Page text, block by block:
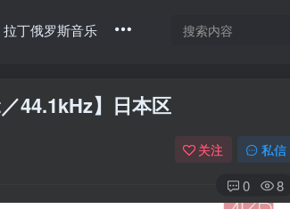
拉丁俄罗斯音乐
44.1kHz】日本区
关注 私信
0 8